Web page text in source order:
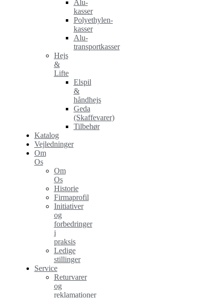
Alu-
kasser
Polyethylen-
kasser
Alu-
transportkasser
Hejs
&
Lifte
Elspil
&
håndhejs
Geda
(Skaffevarer)
Tilbehør
Katalog
Vejledninger
Om
Os
Om
Os
Historie
Firmaprofil
Initiativer
og
forbedringer
i
praksis
Ledige
stillinger
Service
Returvarer
og
reklamationer